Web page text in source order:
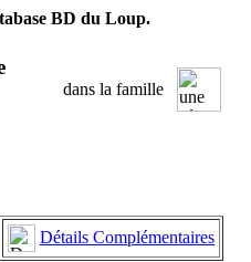
BD du Loup.
dans la famille
Détails Complémentaires